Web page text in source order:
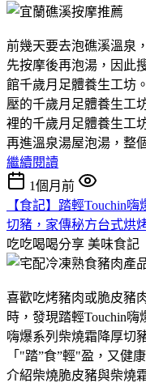
前幾天要去泡礁溪溫泉
先按摩後再泡湯，因此
館千歲月足體養生工坊
壓的千歲月足體養生工
裡的千歲月足體養生工
再進溫泉湯屋泡湯，整
繼續閱讀
1個月前
【食記】踏輕Touchin
切豬，家傳秘方台式烘
吃吃喝喝分享 美味食記
喜歡吃烤豬肉或脆皮豬
時，發現踏輕Touchin
嗨爆系列柴燒霜降厚切
「"踏”食”輕"盈，又健
介紹柴燒脆皮豬與柴燒